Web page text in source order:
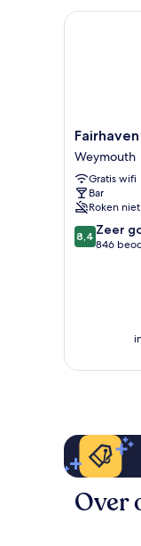
Fairhaven
Hotel
Weymouth
Weymouth
Gratis wifi
Bar
Roken
8.4
van
8,4 Zeer
846
Fairhaven
Over